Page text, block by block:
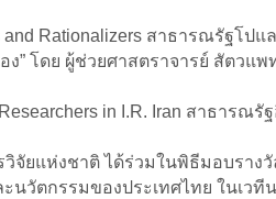
and Rationalizers สาธารณรัฐโ
ง” โดย ผู้ช่วยศาสตราจารย์ สัตว
Researchers in I.R. Iran สาธา
จัยแห่งชาติ ได้ร่วมในพิธีมอบราง
วัตกรรมของประเทศไทย ในเว